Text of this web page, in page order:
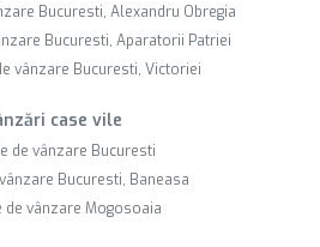
Bucuresti, Alexandru Obregia
Bucuresti, Aparatorii Patriei
vânzare Bucuresti, Victoriei
case vile
de vânzare Bucuresti
Bucuresti, Baneasa
de vânzare Mogosoaia